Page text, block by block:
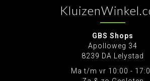
GBS Shops
Apolloweg 34
8239 DA Lelystad
Ma t/m vr 10:00 -